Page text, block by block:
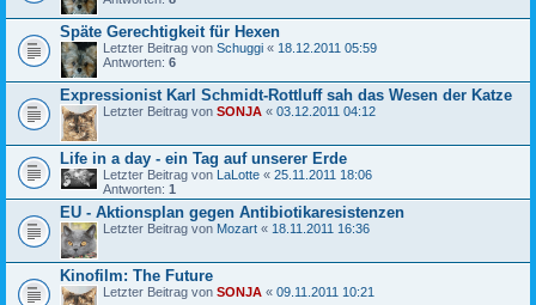
Späte Gerechtigkeit für Hexen
Letzter Beitrag von Schuggi « 18.12.2011 05:59
Antworten: 6
Expressionist Karl Schmidt-Rottluff sah das Wesen der Katze
Letzter Beitrag von SONJA « 03.12.2011 04:12
Life in a day - ein Tag auf unserer Erde
Letzter Beitrag von LaLotte « 25.11.2011 18:06
Antworten: 1
EU - Aktionsplan gegen Antibiotikaresistenzen
Letzter Beitrag von Mozart « 18.11.2011 16:36
Kinofilm: The Future
Letzter Beitrag von SONJA « 09.11.2011 10:21